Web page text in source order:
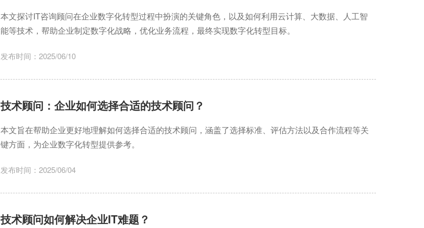
本文探讨IT咨询顾问在企业数字化转型过程中扮演的关键角色，以及如何利用云计算、大数据、人工智
能等技术，帮助企业制定数字化战略，优化业务流程，最终实现数字化转型目标。
发布时间：2025/06/10
技术顾问：企业如何选择合适的技术顾问？
本文旨在帮助企业更好地理解如何选择合适的技术顾问，涵盖了选择标准、评估方法以及合作流程等关
键方面，为企业数字化转型提供参考。
发布时间：2025/06/04
技术顾问如何解决企业IT难题？